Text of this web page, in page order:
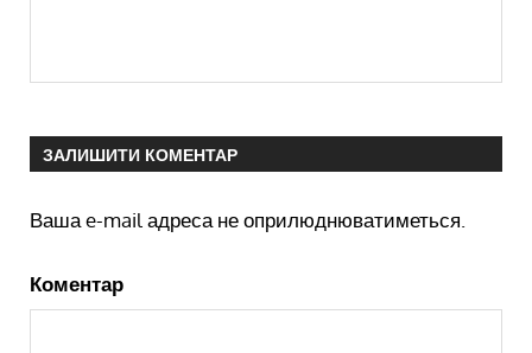
ЗАЛИШИТИ КОМЕНТАР
Ваша e-mail адреса не оприлюднюватиметься.
Коментар